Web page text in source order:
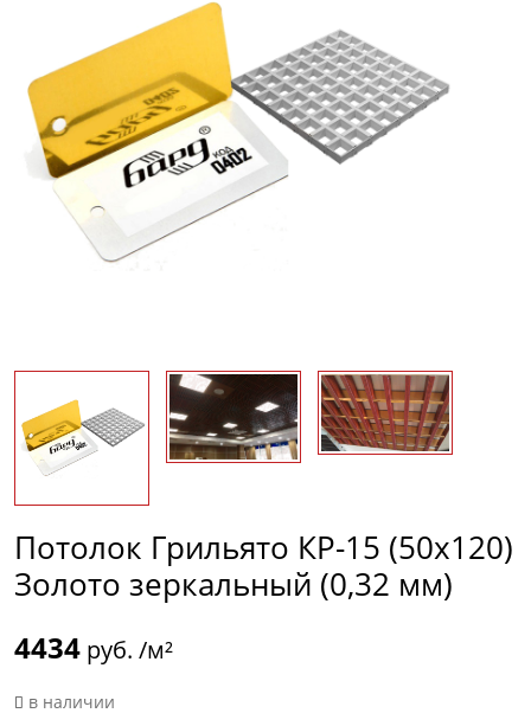
Потолок Грильято КР-15 (50х120)
Золото зеркальный (0,32 мм)
4434 руб. /м²
в наличии